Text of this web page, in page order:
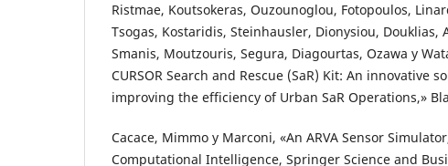
Ristmae, Koutsokeras, Ouzounoglou, Fotopoulos,
Tsogas, Kostaridis, Steinhausler, Dionysiou, Douklias,
Smanis, Moutzouris, Segura, Diagourtas, Ozawa y
CURSOR Search and Rescue (SaR) Kit: An innovative
improving the efficiency of Urban SaR Operations,»
Cacace, Mimmo y Marconi, «An ARVA Sensor
Computational Intelligence, Springer Science and